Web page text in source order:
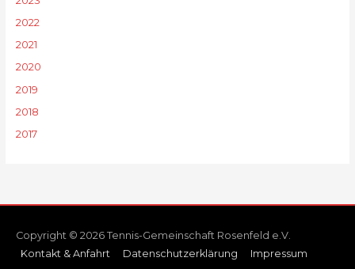
2022
2021
2020
2019
2018
2017
Copyright © 2026 Tennis-Gemeinschaft Rosenfeld e.V.
Kontakt & Anfahrt
Datenschutzerklärung Impressum